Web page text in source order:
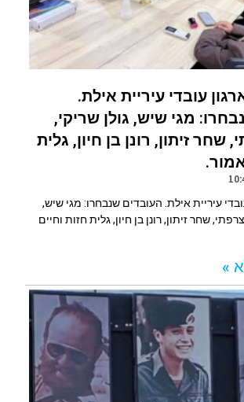
עובדי עיריית אילת.
מגי שיש, גולן שריקי,
שחר זיתון, רונן בן חיון, גלית
עיריית אילת. העובדים שנבחרו: מגי שיש,
שחר זיתון, רונן בן חיון, גלית חזות וחיים
»